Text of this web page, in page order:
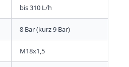
bis 310 L/h
8 Bar (kurz 9 Bar)
M18x1,5